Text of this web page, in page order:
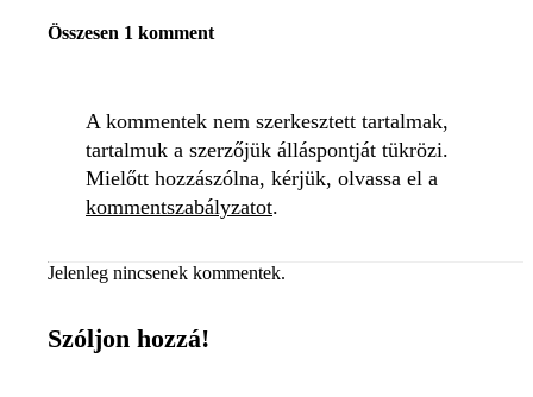
Összesen 1 komment
A kommentek nem szerkesztett tartalmak,
tartalmuk a szerzőjük álláspontját tükrözi.
Mielőtt hozzászólna, kérjük, olvassa el a
kommentszabályzatot.
Jelenleg nincsenek kommentek.
Szóljon hozzá!